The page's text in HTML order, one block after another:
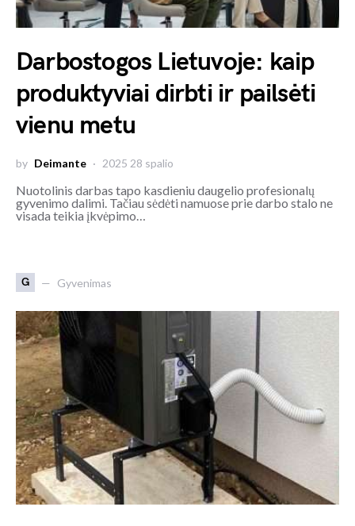
Darbostogos Lietuvoje: kaip
produktyviai dirbti ir pailsėti
vienu metu
by Deimante 2025 28 spalio
Nuotolinis darbas tapo kasdieniu daugelio profesionalų
gyvenimo dalimi. Tačiau sėdėti namuose prie darbo stalo ne
visada teikia įkvėpimo…
G Gyvenimas